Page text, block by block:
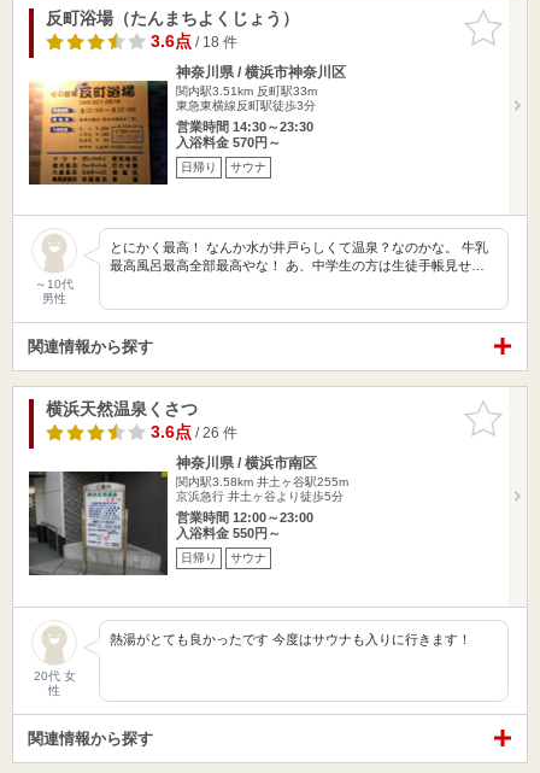
お気に入
りに追加
反町浴場（たんまちよくじょう）
3.6点/ 18 件
神奈川県 / 横浜市神奈川区
関内駅3.51km 反町駅33m
東急東横線反町駅徒歩3分
営業時間 14:30～23:30
入浴料金 570円～
日帰り サウナ
～10代
男性
とにかく最高！ なんか水が井戸らしくて温泉？なのかな。 牛乳
最高風呂最高全部最高やな！ あ、中学生の方は生徒手帳見せ…
関連情報から探す
お気に入
りに追加
横浜天然温泉くさつ
3.6点/ 26 件
神奈川県 / 横浜市南区
関内駅3.58km 井土ヶ谷駅255m
京浜急行 井土ヶ谷より徒歩5分
営業時間 12:00～23:00
入浴料金 550円～
日帰り サウナ
20代 女
性
熱湯がとても良かったです 今度はサウナも入りに行きます！
関連情報から探す